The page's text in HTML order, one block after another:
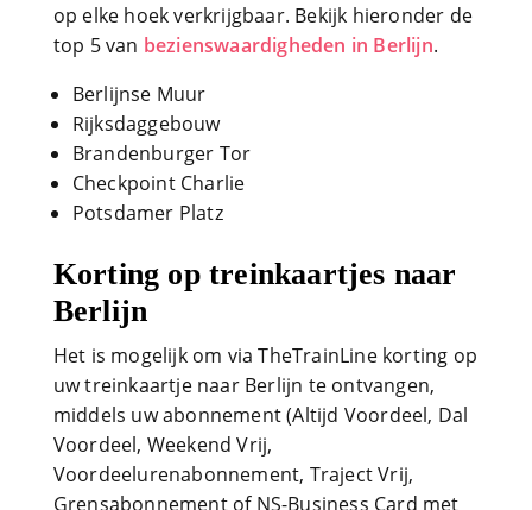
op elke hoek verkrijgbaar. Bekijk hieronder de
top 5 van bezienswaardigheden in Berlijn.
Berlijnse Muur
Rijksdaggebouw
Brandenburger Tor
Checkpoint Charlie
Potsdamer Platz
Korting op treinkaartjes naar
Berlijn
Het is mogelijk om via TheTrainLine korting op
uw treinkaartje naar Berlijn te ontvangen,
middels uw abonnement (Altijd Voordeel, Dal
Voordeel, Weekend Vrij,
Voordeelurenabonnement, Traject Vrij,
Grensabonnement of NS-Business Card met